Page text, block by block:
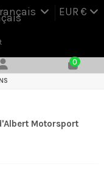
EUR €
0
Motorsport